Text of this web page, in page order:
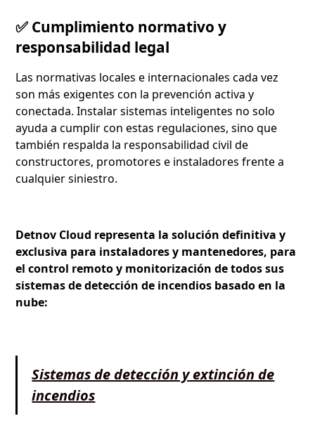
✅ Cumplimiento normativo y
responsabilidad legal
Las normativas locales e internacionales cada vez
son más exigentes con la prevención activa y
conectada. Instalar sistemas inteligentes no solo
ayuda a cumplir con estas regulaciones, sino que
también respalda la responsabilidad civil de
constructores, promotores e instaladores frente a
cualquier siniestro.
Detnov Cloud representa la solución definitiva y
exclusiva para instaladores y mantenedores, para
el control remoto y monitorización de todos sus
sistemas de detección de incendios basado en la
nube:
Sistemas de detección y extinción de
incendios